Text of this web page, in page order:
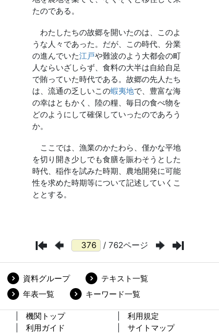
/ 762ページ
資料グループ
テキスト一覧
年表一覧
キーワード一覧
機関トップ
利用規定
利用ガイド
サイトマップ